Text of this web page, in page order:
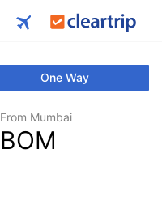
One Way
From Mumbai
BOM